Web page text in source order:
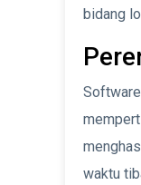
bidang
waktu